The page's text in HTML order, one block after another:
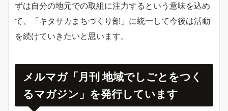
ずは自分の地元での取組に注力するという意味を込め
て、「キタサカまちづくり部」に統一して今後は活動
を続けていきたいと思います。
メルマガ「月刊 地域でしごとをつく
るマガジン」を発行しています